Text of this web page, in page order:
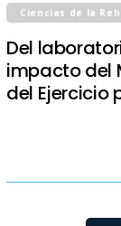
Ciencias de la
Del
impacto del
del Ejercicio